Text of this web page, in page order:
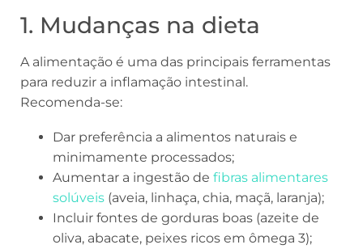
1. Mudanças na dieta
A alimentação é uma das principais ferramentas
para reduzir a inflamação intestinal.
Recomenda-se:
Dar preferência a alimentos naturais e
minimamente processados;
Aumentar a ingestão de fibras alimentares
solúveis (aveia, linhaça, chia, maçã, laranja);
Incluir fontes de gorduras boas (azeite de
oliva, abacate, peixes ricos em ômega 3);